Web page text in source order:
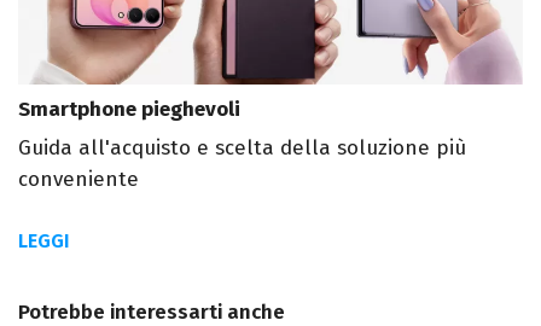
Smartphone pieghevoli
Guida all'acquisto e scelta della soluzione più
conveniente
LEGGI
Potrebbe interessarti anche